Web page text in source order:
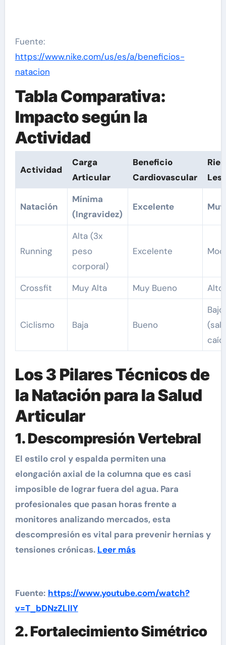
Fuente:
https://www.nike.com/us/es/a/beneficios-
natacion
Tabla Comparativa:
Impacto según la
Actividad
Actividad
Carga
Articular
Beneficio
Cardiovascular
Natación
Mínima
(Ingravidez)
Excelente
Running
Alta (3x
peso
corporal)
Excelente
Crossfit Muy Alta Muy Bueno Alto
Ciclismo Baja Bueno
Bajo
Los 3 Pilares Técnicos de
la Natación para la Salud
Articular
1. Descompresión Vertebral
El estilo crol y espalda permiten una
elongación axial de la columna que es casi
imposible de lograr fuera del agua. Para
profesionales que pasan horas frente a
monitores analizando mercados, esta
descompresión es vital para prevenir hernias y
tensiones crónicas. Leer más
Fuente: https://www.youtube.com/watch?
v=T_bDNzZLlIY
2. Fortalecimiento Simétrico